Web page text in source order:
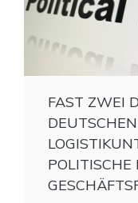
FAST ZWEI
DEUTSCHEN
POLITISCHE